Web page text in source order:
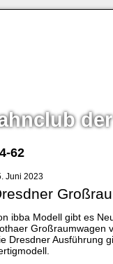
der
62
Juni 2023
ibba Modell gibt es
Großraumwagen
Dresdner Ausführung